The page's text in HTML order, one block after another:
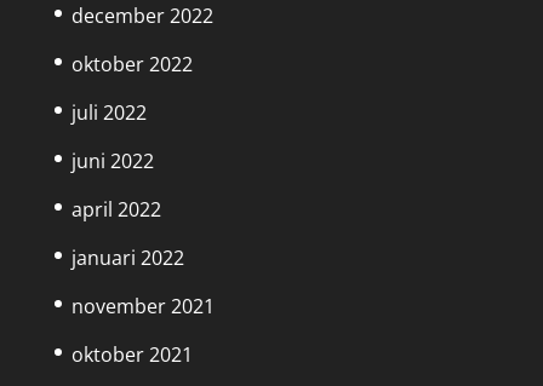
december 2022
oktober 2022
juli 2022
juni 2022
april 2022
januari 2022
november 2021
oktober 2021